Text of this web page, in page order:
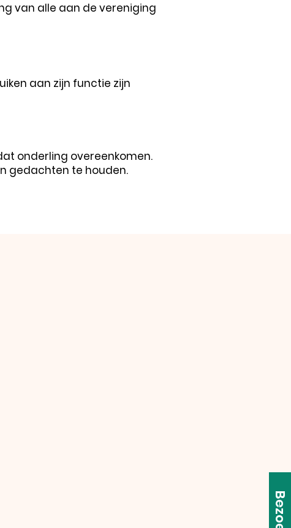
van alle aan de vereniging
aan zijn functie zijn
onderling overeenkomen.
gedachten te houden.